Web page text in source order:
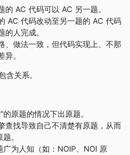
的 AC 代码可以 AC 另一题。
AC 代码改动至另一题的 AC 代码
人完成。
、做法一致，但代码实现上、不那
。
含关系。
原题的情况下出原题。
查找导致自己不清楚有原题，从而
。
广为人知（如：NOIP、NOI 原